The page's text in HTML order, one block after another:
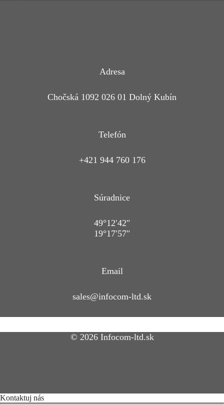
Adresa
Chočská 1092 026 01 Dolný Kubín
Telefón
+421 944 760 176
Súradnice
49°12′42″
19°17′57″
Email
sales@infocom-ltd.sk
© 2026 Infocom-ltd.sk
Kontaktuj nás